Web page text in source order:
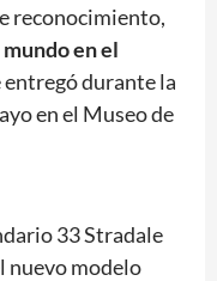
reconocimiento,
en el
entregó durante la
en el Museo de
33 Stradale
nuevo modelo